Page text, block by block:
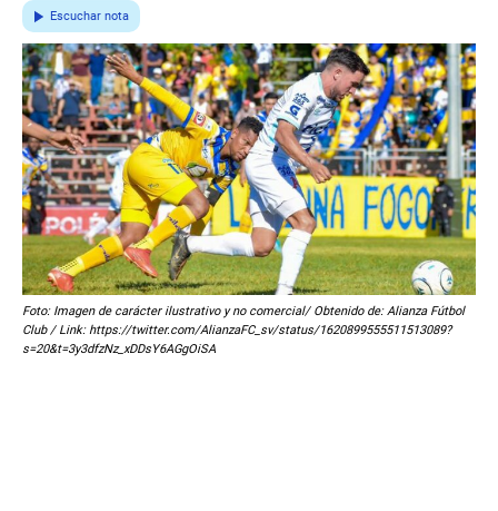
Escuchar nota
Foto: Imagen de carácter ilustrativo y no comercial/ Obtenido de: Alianza Fútbol
Club / Link: https://twitter.com/AlianzaFC_sv/status/1620899555511513089?
s=20&t=3y3dfzNz_xDDsY6AGgOiSA